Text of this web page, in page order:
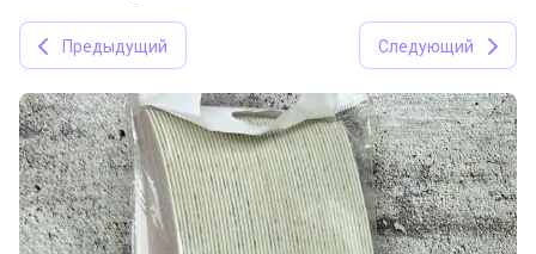
Предыдущий Следующий